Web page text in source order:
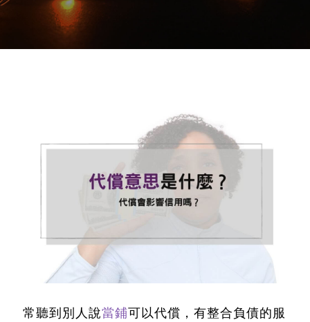
常聽到別人說當鋪可以代償，有整合負債的服